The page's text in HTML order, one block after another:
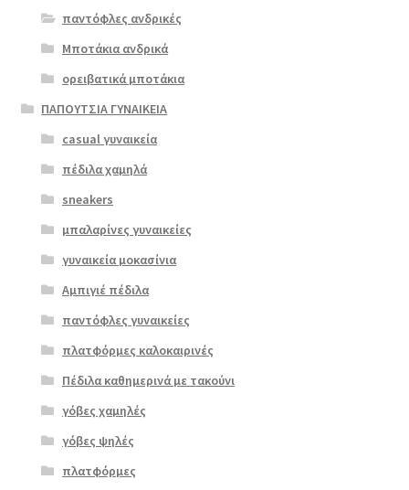
€89.00. είναι:
€72.00.
Επιλο
σελίδα
προϊόντος
παντόφλες ανδρικές
Μποτάκια ανδρικά
ορειβατικά μποτάκια
ΠΑΠΟΥΤΣΙΑ ΓΥΝΑΙΚΕΙΑ
casual γυναικεία
πέδιλα χαμηλά
sneakers
μπαλαρίνες γυναικείες
γυναικεία μοκασίνια
Αμπιγιέ πέδιλα
παντόφλες γυναικείες
πλατφόρμες καλοκαιρινές
Πέδιλα καθημερινά με τακούνι
γόβες χαμηλές
γόβες ψηλές
πλατφόρμες